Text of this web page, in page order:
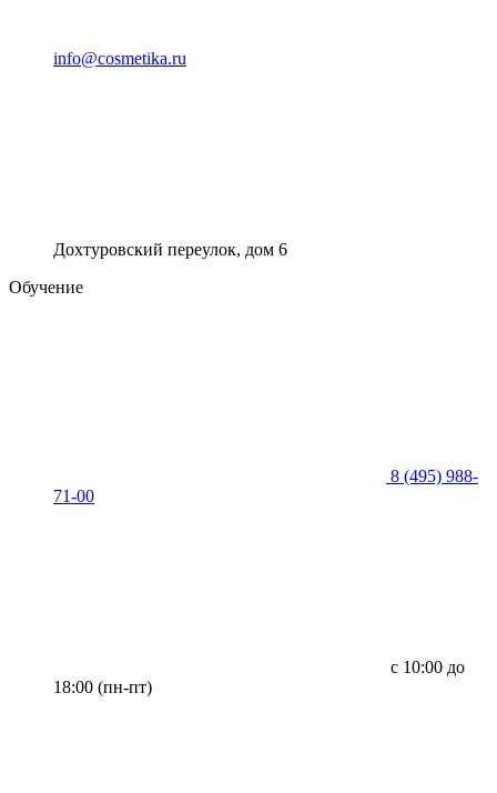
info@cosmetika.ru
Дохтуровский переулок, дом 6
Обучение
8 (495) 988-
71-00
с 10:00 до
18:00 (пн-пт)